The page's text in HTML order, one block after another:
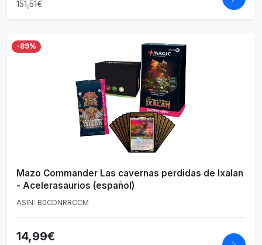
151,51€
-89%
Mazo Commander Las cavernas perdidas de Ixalan
- Acelerasaurios (español)
ASIN: B0CDNRRCCM
14,99€